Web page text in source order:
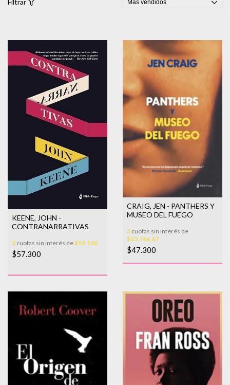
Filtrar
KEENE, JOHN -
CONTRANARRATIVAS
3 cuotas sin interés de$19.100
$57.300
CRAIG, JEN - PANTHERS Y
MUSEO DEL FUEGO
3 cuotas sin interés de
$15.766,67
$47.300